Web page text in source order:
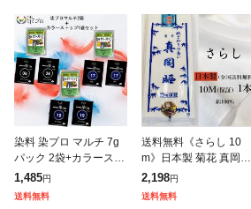
原液 Gr
み 裁縫ハ
染料 染プロ マルチ 7g
パック 2袋+カラースト
ップ1袋 3点セット 染プ
ロ カラーストップ セッ
1,485円
送料無料
送料無料《さらし 10
m》日本製 菊花 真岡晒
綿100% 10メートル さ
らし 布 和晒 晒布 和裁
2,198円
送料無料